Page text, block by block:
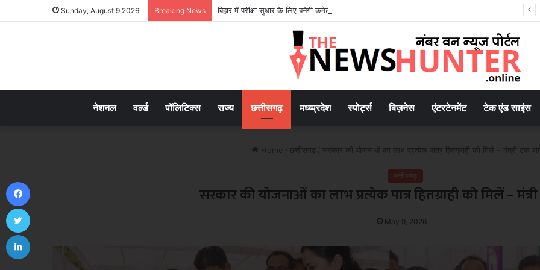
Sunday, August 9 2026 Breaking News बिहार में परीक्षा सुधार के लिए बनेगी कमेटी, पेपर लीक रोकने को सख्त कानून लागू
नेशनल वर्ल्ड पॉलिटिक्स राज्य छत्तीसगढ़ मध्य्प्रदेश स्पोर्ट्स बिज़नेस एंटरटेनमेंट टेक एंड साइंस
Home / छत्तीसगढ़ / सरकार की योजनाओं का लाभ प्रत्येक पात्र हितग्राही को मिलें – मंत्री टंक राम
छत्तीसगढ़
सरकार की योजनाओं का लाभ प्रत्येक पात्र हितग्राही को मिलें –
May 9, 2026